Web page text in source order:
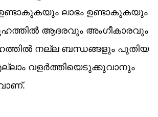
ലാഭം ഉണ്ടാകുകയും
ആദരവും അംഗീകാരവും
നല്ല ബന്ധങ്ങളും പുതിയ
വളർത്തിയെടുക്കുവാനും